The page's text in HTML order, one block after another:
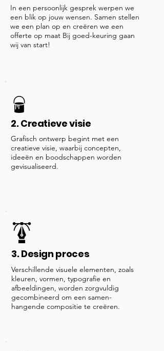
In een persoonlijk gesprek werpen we
een blik op jouw wensen. Samen stellen
we een plan op en creëren we een
offerte op maat Bij goed-keuring gaan
wij van start!
2. Creatieve visie
Grafisch ontwerp begint met een
creatieve visie, waarbij concepten,
ideeën en boodschappen worden
gevisualiseerd.
3. Design proces
Verschillende visuele elementen, zoals
kleuren, vormen, typografie en
afbeeldingen, worden zorgvuldig
gecombineerd om een samen-
hangende compositie te creëren.